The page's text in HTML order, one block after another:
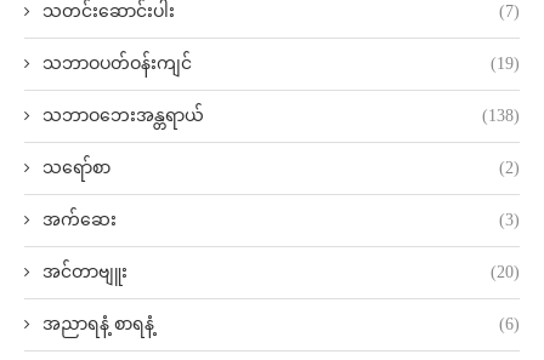
သတင်းဆောင်းပါး (7)
သဘာဝပတ်ဝန်းကျင် (19)
သဘာဝဘေးအန္တရာယ် (138)
သရော်စာ (2)
အက်ဆေး (3)
အင်တာဗျူး (20)
အညာရနံ့ စာရနံ့ (6)